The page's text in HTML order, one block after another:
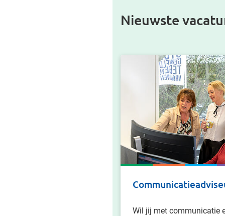
Nieuwste
Wil jij met communicatie